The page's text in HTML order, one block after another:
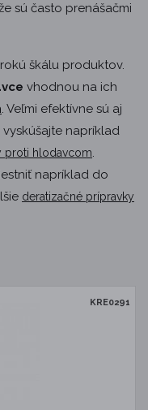
sú často prenášačmi
škálu produktov.
vhodnou na ich
. Veľmi efektívne sú aj
vyskúšajte napríklad
proti hlodavcom.
napríklad do
deratizačné prípravky
KRE0291